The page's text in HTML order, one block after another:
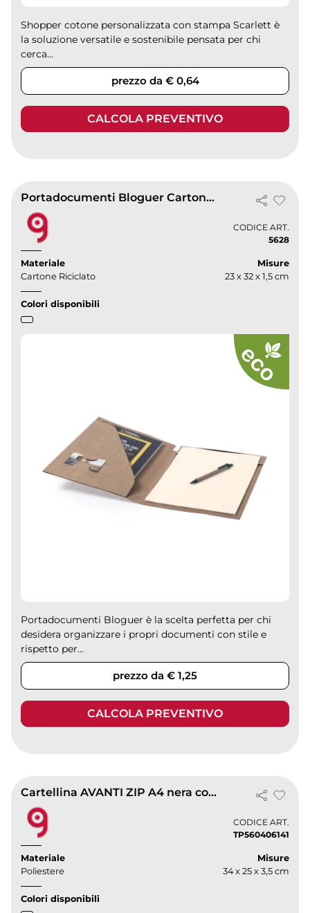
Shopper cotone personalizzata con stampa Scarlett è
la soluzione versatile e sostenibile pensata per chi
cerca...
prezzo da € 0,64
CALCOLA PREVENTIVO
Portadocumenti Bloguer Cartone Riciclato 23x32 cm 196gr Brown
CODICE ART.
5628
Materiale
Cartone Riciclato
Misure
23 x 32 x 1,5 cm
Colori disponibili
Portadocumenti Bloguer è la scelta perfetta per chi
desidera organizzare i propri documenti con stile e
rispetto per...
prezzo da € 1,25
CALCOLA PREVENTIVO
Cartellina AVANTI ZIP A4 nera con cerniera, porta penna e scomparti
CODICE ART.
TP560406141
Materiale
Poliestere
Misure
34 x 25 x 3,5 cm
Colori disponibili